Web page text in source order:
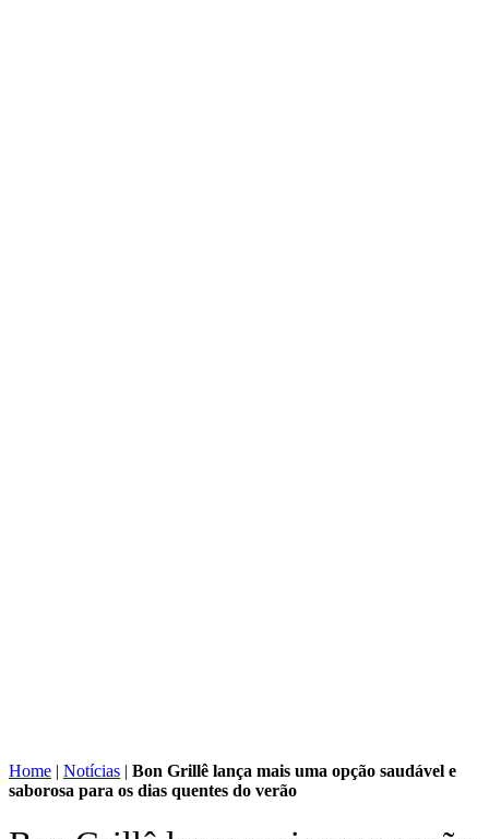
Home | Notícias | Bon Grillê lança mais uma opção saudável e
saborosa para os dias quentes do verão